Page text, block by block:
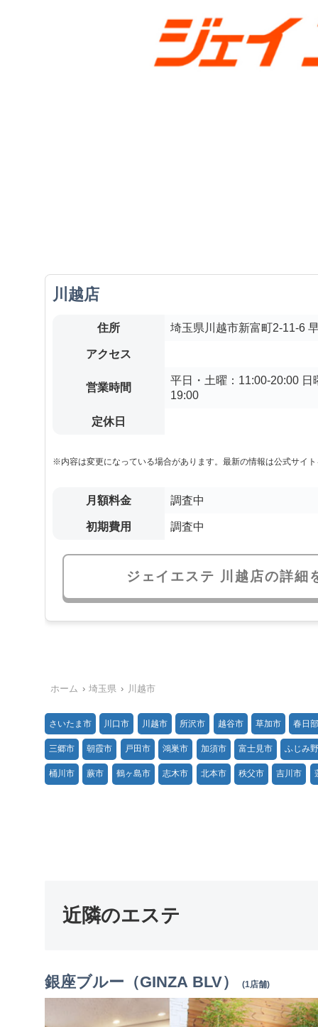
川越店
住所 埼玉県川越市新富町2-11-6
アクセス
営業時間
平日・土曜：11:00-20:00 日
19:00
定休日
※内容は変更になっている場合があります。最新の情報は公式サイ
月額料金 調査中
初期費用 調査中
ジェイエステ 川越店の詳細
ホーム 埼玉県 川越市
さいたま市 川口市 川越市 所沢市 越谷市 草加市 春日
三郷市 朝霞市 戸田市 鴻巣市 加須市 富士見市 ふじみ
桶川市 蕨市 鶴ヶ島市 志木市 北本市 秩父市 吉川市
近隣のエステ
銀座ブルー（GINZA BLV） (1店舗)